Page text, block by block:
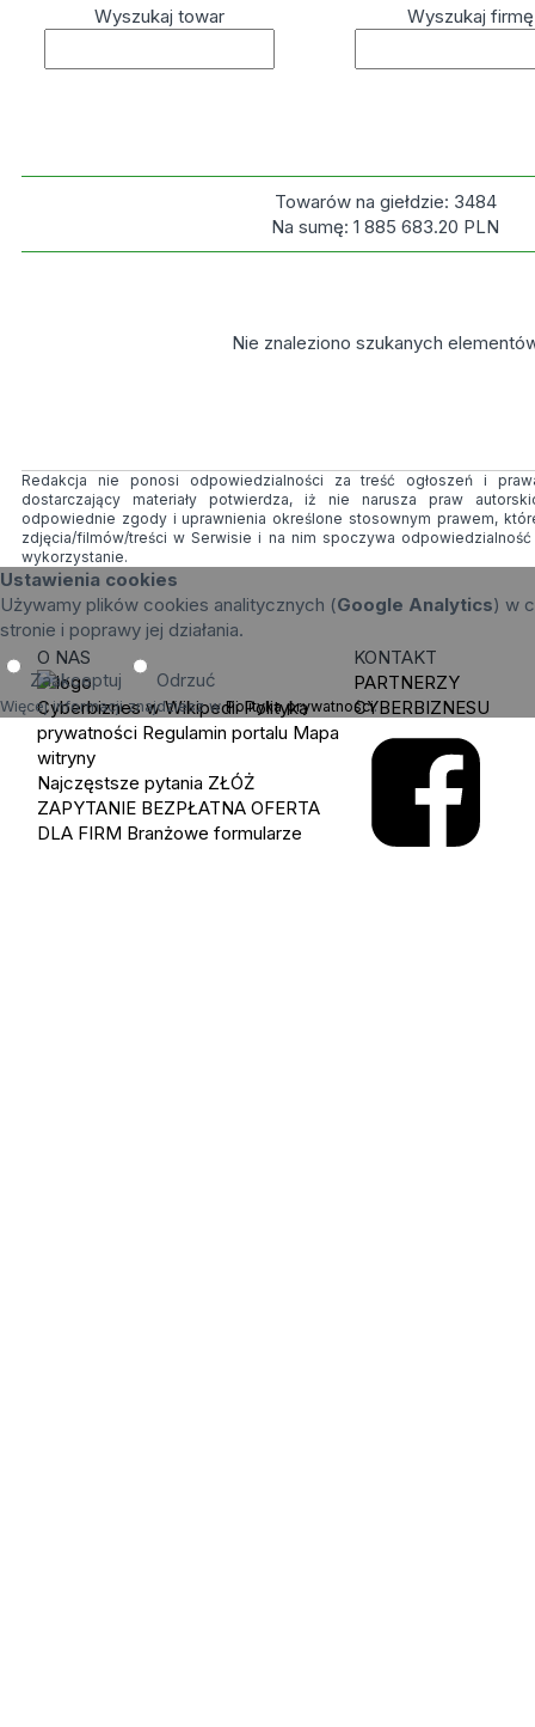
Wyszukaj towar Wyszukaj firmę
Towarów na giełdzie: 3484
Na sumę:1 885 683.20 PLN
Nie znaleziono szukanych
Redakcja nie ponosi odpowiedzialności za treść ogłoszeń i
dostarczający materiały potwierdza, iż nie narusza praw
odpowiednie zgody i uprawnienia określone stosownym prawem,
zdjęcia/filmów/treści w Serwisie i na nim spoczywa
wykorzystanie.
Ustawienia cookies
Używamy plików cookies analitycznych (Google Analytics) w
stronie i poprawy jej działania.
Zaakceptuj Odrzuć
Więcej informacji znajdziesz wPolityka prywatności.
O NAS
Cyberbiznes w Wikipedii Polityka
prywatności Regulamin portalu Mapa
witryny
Najczęstsze pytania ZŁÓŻ
ZAPYTANIE BEZPŁATNA OFERTA
DLA FIRM Branżowe formularze
KONTAKT
PARTNERZY
CYBERBIZNESU